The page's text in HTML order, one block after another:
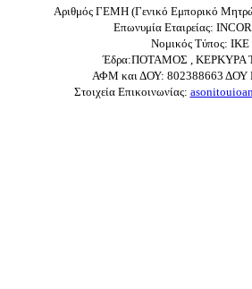
Αριθμός ΓΕΜΗ (Γενικό Εμπορικό
Επωνυμία Εταιρείας:
Νομικός Τύπος: ΙΚΕ
Έδρα:ΠΟΤΑΜΟΣ , ΚΕΡΚΥΡΑ
ΑΦΜ και ΔΟΥ: 802388663
Στοιχεία Επικοινωνίας: